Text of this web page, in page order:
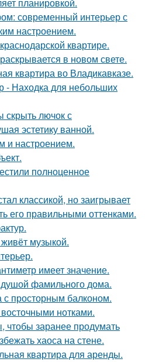
современный интерьер с
настроением.
квартире.
в новом свете.
квартира во Владикавказе.
- Находка для небольших
лючок с
эстетику ванной.
и настроением.
полноценное
классикой, но заигрывает
его правильными оттенками.
музыкой.
имеет значение.
душой фамильного дома.
просторным балконом.
нотками.
чтобы заранее продумать
хаоса на стене.
квартира для аренды.